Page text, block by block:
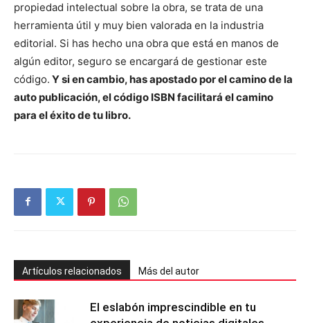
propiedad intelectual sobre la obra, se trata de una
herramienta útil y muy bien valorada en la industria
editorial. Si has hecho una obra que está en manos de
algún editor, seguro se encargará de gestionar este
código. Y si en cambio, has apostado por el camino de la
auto publicación, el código ISBN facilitará el camino
para el éxito de tu libro.
Artículos relacionados Más del autor
El eslabón imprescindible en tu